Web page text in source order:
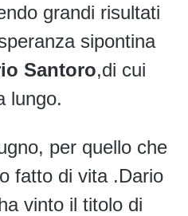
grandi risultati
sipontina
Santoro,di cui
lungo.
per quello che
fatto di vita .Dario
vinto il titolo di